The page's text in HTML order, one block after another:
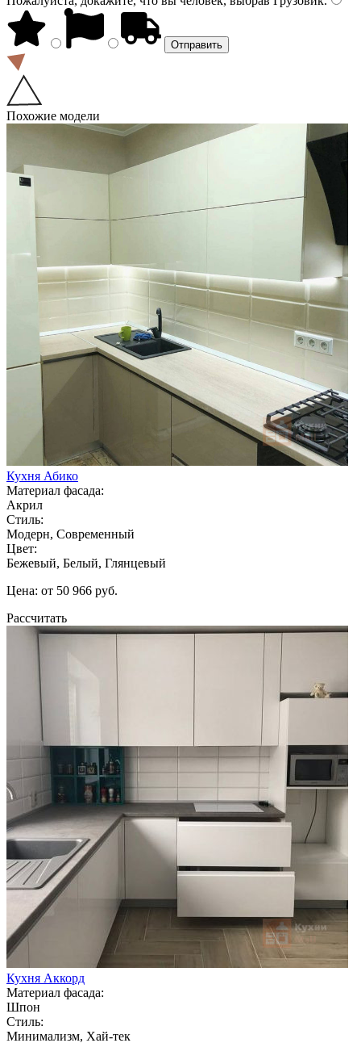
Похожие модели
Кухня Абико
Материал фасада:
Акрил
Стиль:
Модерн, Современный
Цвет:
Бежевый, Белый, Глянцевый
Цена: от 50 966 руб.
Рассчитать
Кухня Аккорд
Материал фасада:
Шпон
Стиль:
Минимализм, Хай-тек